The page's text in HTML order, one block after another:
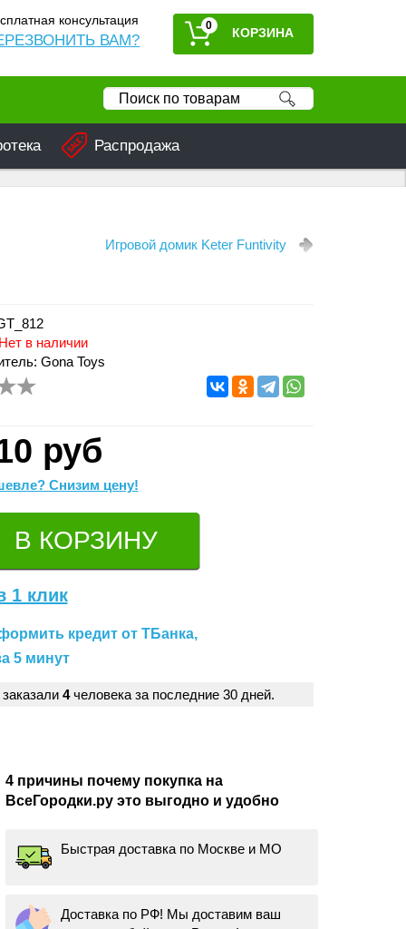
консультация
ВАМ?
0
Распродажа
Игровой домик Keter Funtivity
Нет в наличии
Gona Toys
руб
Снизим цену!
1 клик
кредит от ТБанка,
5 минут
4человека за последние 30 дней.
4 причины почему покупка на
ВсеГородки.ру это выгодно и удобно
Быстрая доставка по Москве и МО
Доставка по РФ! Мы доставим ваш